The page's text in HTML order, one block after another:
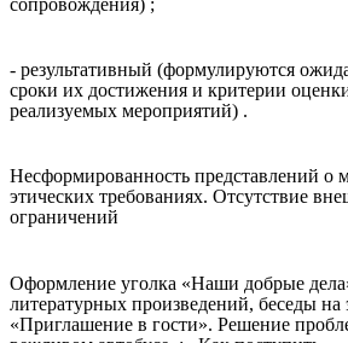
- результативный (формулируются
сроки их достижения и критерии
реализуемых мероприятий) .
Несформированность представлений о
этических требованиях. Отсутствие
ограничений
Оформление уголка «Наши добрые
литературных произведений, беседы
«Приглашение в гости». Решение